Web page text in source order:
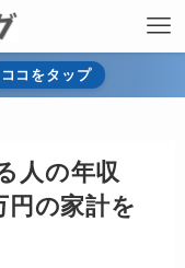
ココをタップ
人の年収
円の家計を